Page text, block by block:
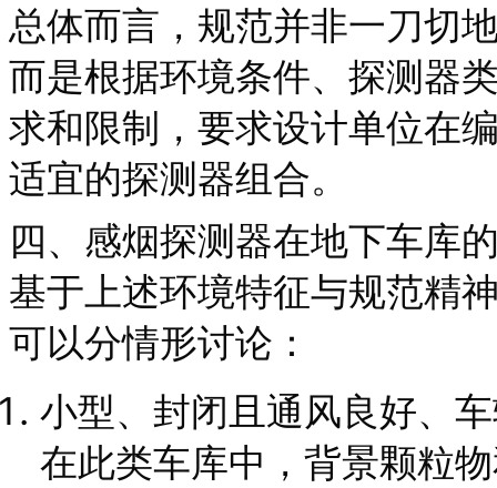
总体而言，规范并非一刀切
而是根据环境条件、探测器
求和限制，要求设计单位在
适宜的探测器组合。
四、感烟探测器在地下车库
基于上述环境特征与规范精
可以分情形讨论：
小型、封闭且通风良好、
在此类车库中，背景颗粒